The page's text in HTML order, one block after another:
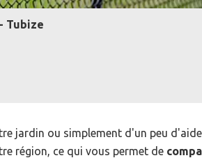
Tubize
jardin ou simplement d'un peu
région, ce qui vous permet de